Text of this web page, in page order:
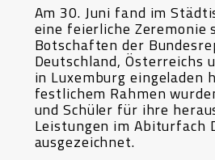
Am 30. Juni fand im
eine feierliche Zeremonie
Botschaften der
Deutschland, Österreichs
in Luxemburg eingeladen
festlichem Rahmen
und Schüler für ihre
Leistungen im Abiturfach
ausgezeichnet.